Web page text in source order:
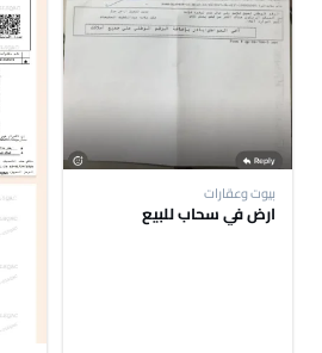
بيوت وعقارات
ارض في سحاب للبيع